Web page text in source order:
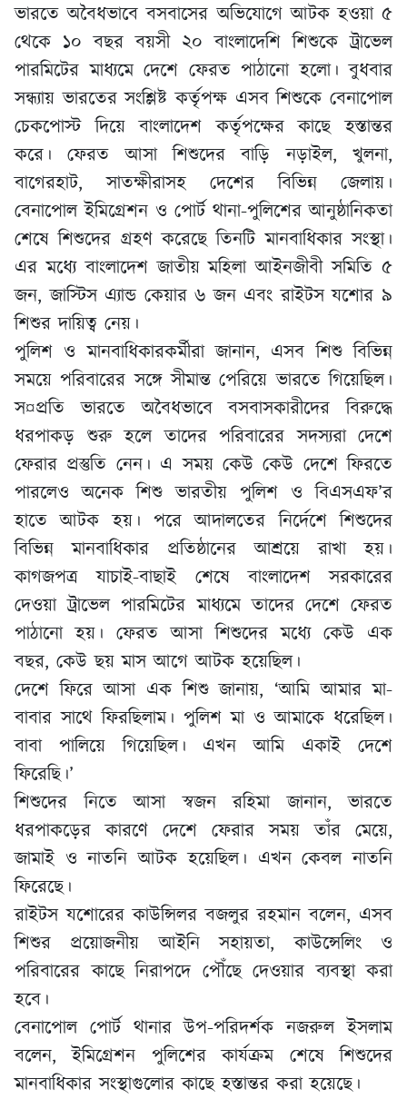
ভারতে অবৈধভাবে বসবাসের অভিযোগে আটক হওয়া ৫
থেকে ১০ বছর বয়সী ২০ বাংলাদেশি শিশুকে ট্রাভেল
পারমিটের মাধ্যমে দেশে ফেরত পাঠানো হলো। বুধবার
সন্ধ্যায় ভারতের সংশ্লিষ্ট কর্তৃপক্ষ এসব শিশুকে বেনাপোল
চেকপোস্ট দিয়ে বাংলাদেশ কর্তৃপক্ষের কাছে হস্তান্তর
করে। ফেরত আসা শিশুদের বাড়ি নড়াইল, খুলনা,
বাগেরহাট, সাতক্ষীরাসহ দেশের বিভিন্ন জেলায়।
বেনাপোল ইমিগ্রেশন ও পোর্ট থানা-পুলিশের আনুষ্ঠানিকতা
শেষে শিশুদের গ্রহণ করেছে তিনটি মানবাধিকার সংস্থা।
এর মধ্যে বাংলাদেশ জাতীয় মহিলা আইনজীবী সমিতি ৫
জন, জাস্টিস এ্যান্ড কেয়ার ৬ জন এবং রাইটস যশোর ৯
শিশুর দায়িত্ব নেয়।
পুলিশ ও মানবাধিকারকর্মীরা জানান, এসব শিশু বিভিন্ন
সময়ে পরিবারের সঙ্গে সীমান্ত পেরিয়ে ভারতে গিয়েছিল।
স¤প্রতি ভারতে অবৈধভাবে বসবাসকারীদের বিরুদ্ধে
ধরপাকড় শুরু হলে তাদের পরিবারের সদস্যরা দেশে
ফেরার প্রস্তুতি নেন। এ সময় কেউ কেউ দেশে ফিরতে
পারলেও অনেক শিশু ভারতীয় পুলিশ ও বিএসএফ’র
হাতে আটক হয়। পরে আদালতের নির্দেশে শিশুদের
বিভিন্ন মানবাধিকার প্রতিষ্ঠানের আশ্রয়ে রাখা হয়।
কাগজপত্র যাচাই-বাছাই শেষে বাংলাদেশ সরকারের
দেওয়া ট্রাভেল পারমিটের মাধ্যমে তাদের দেশে ফেরত
পাঠানো হয়। ফেরত আসা শিশুদের মধ্যে কেউ এক
বছর, কেউ ছয় মাস আগে আটক হয়েছিল।
দেশে ফিরে আসা এক শিশু জানায়, ‘আমি আমার মা-
বাবার সাথে ফিরছিলাম। পুলিশ মা ও আমাকে ধরেছিল।
বাবা পালিয়ে গিয়েছিল। এখন আমি একাই দেশে
ফিরেছি।’
শিশুদের নিতে আসা স্বজন রহিমা জানান, ভারতে
ধরপাকড়ের কারণে দেশে ফেরার সময় তাঁর মেয়ে,
জামাই ও নাতনি আটক হয়েছিল। এখন কেবল নাতনি
ফিরেছে।
রাইটস যশোরের কাউন্সিলর বজলুর রহমান বলেন, এসব
শিশুর প্রয়োজনীয় আইনি সহায়তা, কাউন্সেলিং ও
পরিবারের কাছে নিরাপদে পৌঁছে দেওয়ার ব্যবস্থা করা
হবে।
বেনাপোল পোর্ট থানার উপ-পরিদর্শক নজরুল ইসলাম
বলেন, ইমিগ্রেশন পুলিশের কার্যক্রম শেষে শিশুদের
মানবাধিকার সংস্থাগুলোর কাছে হস্তান্তর করা হয়েছে।